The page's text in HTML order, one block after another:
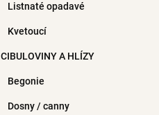
Listnaté opadavé
Kvetoucí
CIBULOVINY A HLÍZY
Begonie
Dosny / canny